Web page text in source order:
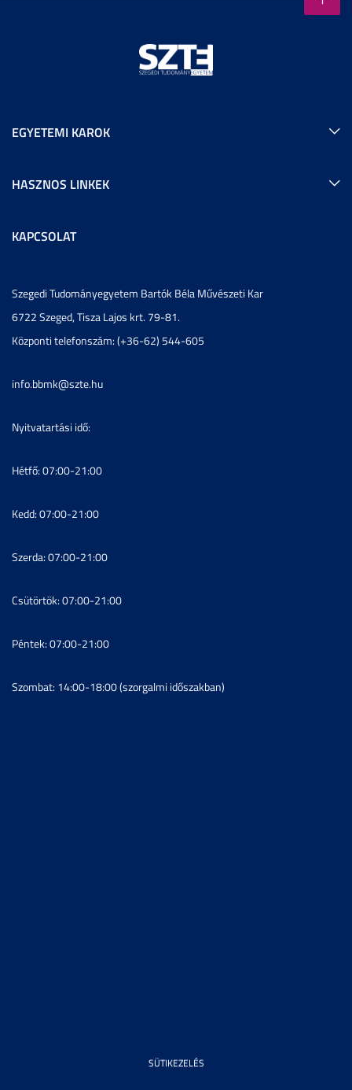
EGYETEMI KAROK
HASZNOS LINKEK
KAPCSOLAT
Szegedi Tudományegyetem Bartók Béla Művészeti Kar
6722 Szeged, Tisza Lajos krt. 79-81.
Központi telefonszám: (+36-62) 544-605
info.bbmk@szte.hu
Nyitvatartási idő:
Hétfő: 07:00-21:00
Kedd: 07:00-21:00
Szerda: 07:00-21:00
Csütörtök: 07:00-21:00
Péntek: 07:00-21:00
Szombat: 14:00-18:00 (szorgalmi időszakban)
SÜTIKEZELÉS